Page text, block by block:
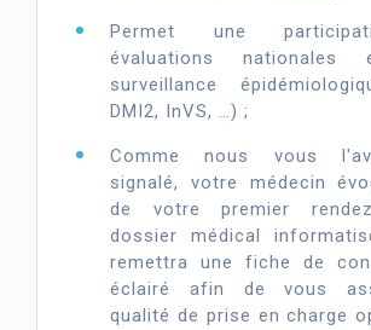
Permet une
évaluations
surveillance
DMI2, InVS, …) ;
Comme nous vous
signalé, votre médecin
de votre premier
dossier médical
remettra une fiche de
éclairé afin de vous
qualité de prise en charge